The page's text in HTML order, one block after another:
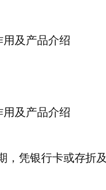
用及产品介绍
用及产品介绍
，凭银行卡或存